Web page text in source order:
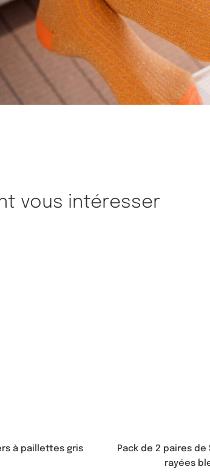
vous intéresser
à paillettes gris
Pack de 2 paires
rayées